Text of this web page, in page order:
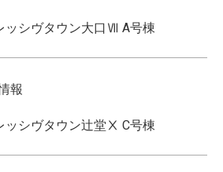
ッシヴタウン大口Ⅶ A号棟
報
ッシヴタウン辻堂Ⅹ C号棟